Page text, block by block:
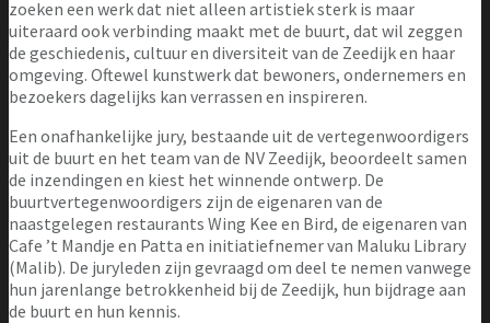
zoeken een werk dat niet alleen artistiek sterk is maar
uiteraard ook verbinding maakt met de buurt, dat wil zeggen
de geschiedenis, cultuur en diversiteit van de Zeedijk en haar
omgeving. Oftewel kunstwerk dat bewoners, ondernemers en
bezoekers dagelijks kan verrassen en inspireren.
Een onafhankelijke jury, bestaande uit de vertegenwoordigers
uit de buurt en het team van de NV Zeedijk, beoordeelt samen
de inzendingen en kiest het winnende ontwerp. De
buurtvertegenwoordigers zijn de eigenaren van de
naastgelegen restaurants Wing Kee en Bird, de eigenaren van
Cafe ’t Mandje en Patta en initiatiefnemer van Maluku Library
(Malib). De juryleden zijn gevraagd om deel te nemen vanwege
hun jarenlange betrokkenheid bij de Zeedijk, hun bijdrage aan
de buurt en hun kennis.